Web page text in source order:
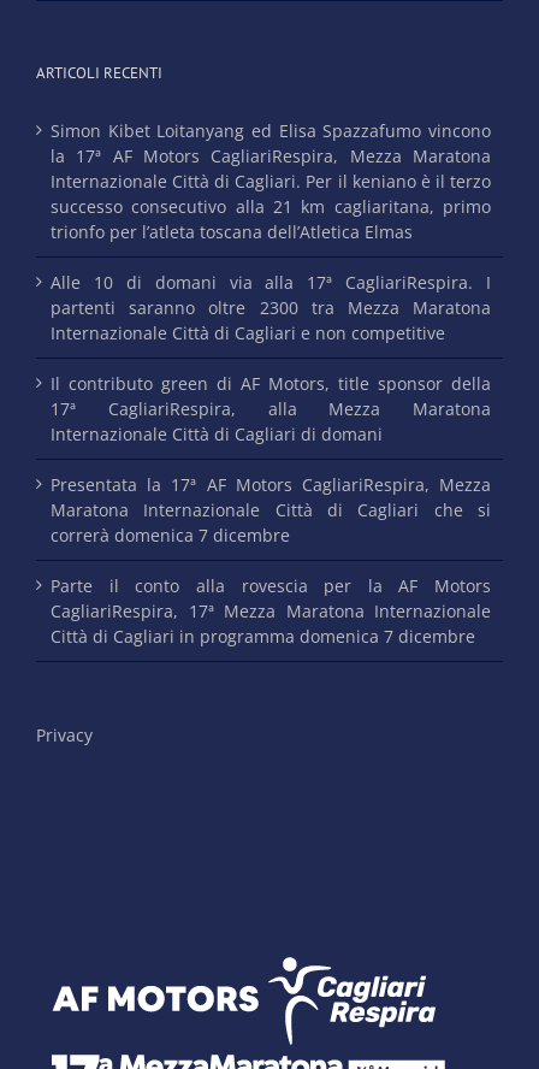
ARTICOLI RECENTI
Simon Kibet Loitanyang ed Elisa Spazzafumo vincono
la 17ª AF Motors CagliariRespira, Mezza Maratona
Internazionale Città di Cagliari. Per il keniano è il terzo
successo consecutivo alla 21 km cagliaritana, primo
trionfo per l’atleta toscana dell’Atletica Elmas
Alle 10 di domani via alla 17ª CagliariRespira. I
partenti saranno oltre 2300 tra Mezza Maratona
Internazionale Città di Cagliari e non competitive
Il contributo green di AF Motors, title sponsor della
17ª CagliariRespira, alla Mezza Maratona
Internazionale Città di Cagliari di domani
Presentata la 17ª AF Motors CagliariRespira, Mezza
Maratona Internazionale Città di Cagliari che si
correrà domenica 7 dicembre
Parte il conto alla rovescia per la AF Motors
CagliariRespira, 17ª Mezza Maratona Internazionale
Città di Cagliari in programma domenica 7 dicembre
Privacy